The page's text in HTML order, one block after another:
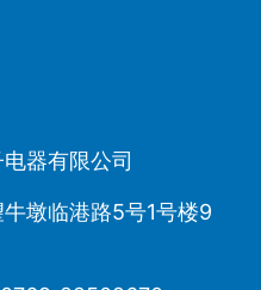
器有限公司
墩临港路5号1号楼9